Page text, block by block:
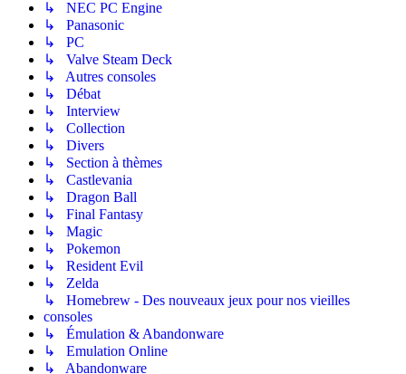
↳ NEC PC Engine
↳ Panasonic
↳ PC
↳ Valve Steam Deck
↳ Autres consoles
↳ Débat
↳ Interview
↳ Collection
↳ Divers
↳ Section à thèmes
↳ Castlevania
↳ Dragon Ball
↳ Final Fantasy
↳ Magic
↳ Pokemon
↳ Resident Evil
↳ Zelda
↳ Homebrew - Des nouveaux jeux pour nos vieilles
consoles
↳ Émulation & Abandonware
↳ Emulation Online
↳ Abandonware